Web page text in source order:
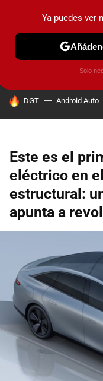
PRUEBAS COCHES
HOY SE HABLA DE
DGT Android Auto
Este es el
eléctrico en
estructural:
apunta a
Ya puedes ver
Solo